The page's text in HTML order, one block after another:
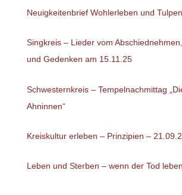
Neuigkeitenbrief Wohlerleben und
Singkreis – Lieder vom
und Gedenken am 15.11.25
Schwesternkreis – Tempelnachmittag
Ahninnen“
Kreiskultur erleben – Prinzipien –
Leben und Sterben – wenn der Tod